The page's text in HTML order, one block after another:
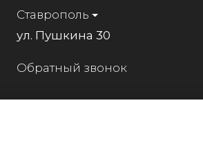
Ставрополь
ул. Пушкина 30
Обратный звонок